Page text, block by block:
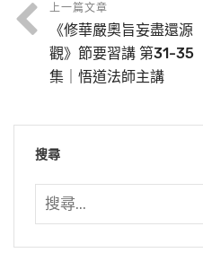
上一篇文章
《修華嚴奧旨妄盡還源
觀》節要習講 第31-35
集｜悟道法師主講
搜尋